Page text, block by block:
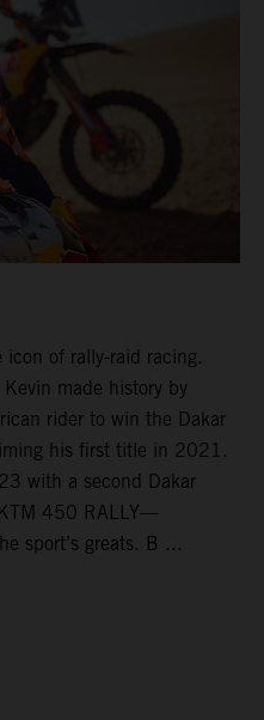
icon of rally-raid racing.
made history by
rider to win the Dakar
his first title in 2021.
with a second Dakar
450 RALLY—
sport’s greats. B ...